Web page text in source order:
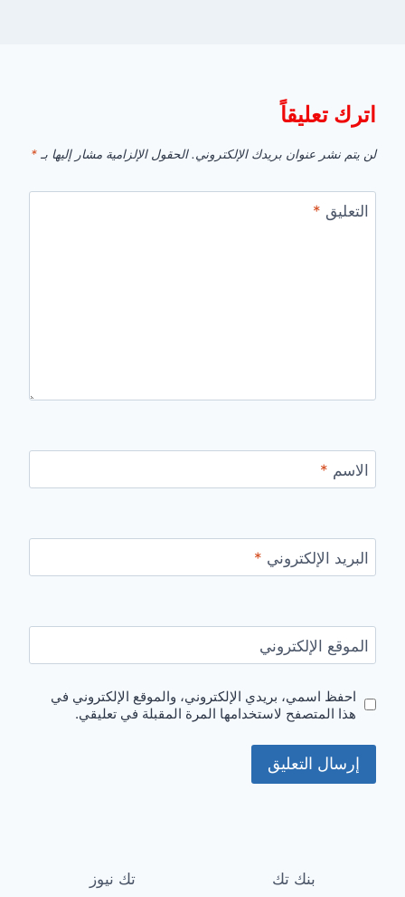
اترك تعليقاً
لن يتم نشر عنوان بريدك الإلكتروني. الحقول الإلزامية مشار إليها بـ *
التعليق *
الاسم *
البريد الإلكتروني *
الموقع الإلكتروني
احفظ اسمي، بريدي الإلكتروني، والموقع الإلكتروني في
هذا المتصفح لاستخدامها المرة المقبلة في تعليقي.
بنك تك
تك نيوز